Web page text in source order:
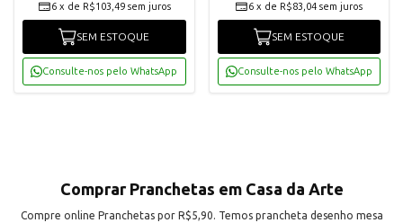
6 x de R$103,49 sem juros
SEM ESTOQUE
Consulte-nos pelo WhatsApp
6 x de R$83,04 sem juros
SEM ESTOQUE
Consulte-nos pelo WhatsApp
Comprar Pranchetas em Casa da Arte
Compre online Pranchetas por R$5,90. Temos prancheta desenho mesa